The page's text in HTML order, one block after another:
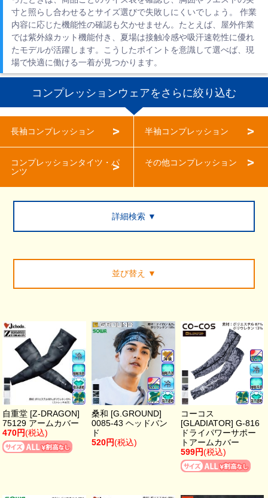
寸と照らし合わせるとサイズ選びで失敗しにくいでしょう。 作業
内容に応じた機能性の確認も欠かせません。たとえば、屋外作業
では紫外線カット機能付き、夏場は接触冷感や吸汗速乾性に優れ
たモデルが活躍します。こうしたポイントを意識して選べば、現
場で快適に働ける一着が見つかります。
コンプレッションウェアをさらに絞り込む
長袖コンプレッション 半袖コンプレッション
コンプレッションタイツ・パ
ンツ
その他コンプレッション
詳細検索 ▼
並び替え ▼
自重堂 [Z-DRAGON]
75129 アームカバー
470円(税込)
桑和 [G.GROUND]
0085-43 ヘッドバン
ド
520円(税込)
コーコス
[GLADIATOR] G-816
ドライパワーサポー
トアームカバー
599円(税込)